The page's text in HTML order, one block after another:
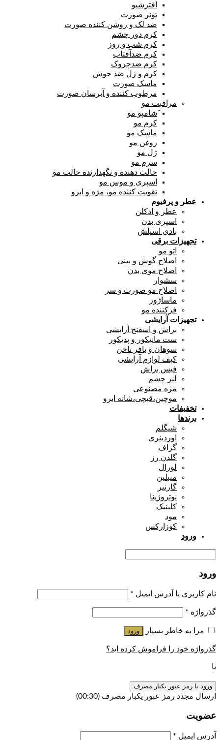
افترشیو
تونر صورت
ضد لک و روشن کننده صورت
کرم دور چشم
کرم شب و روز
کرم ضدآفتاب
کرم ضدچروک
کرم و ژل ضد جوش
ماسک صورت
مرطوب کننده و آبرسان صورت
مراقبت مو
َشامپو مو
کرم مو
ماسک مو
روغن مو
ژل مو
سرم مو
حالت دهنده و نگهدارنده حالت مو
اسپری و موس مو
تقویت کننده مو، مژه و ابرو
عطر و پرفیوم
عطر و ادکلن
اسپری بدن
بادی اسپلش
تجهیزات برقی
اتو مو
اصلاح گوش و بینی
اصلاح موی بدن
سشوار
اصلاح مو صورت و سر
ماساژور
فرکننده مو
تجهیزات آرایشی
براش و اسفنج آرایشی
ست مانیکور و پدیکور
سوهان و بافر ناخن
کیف لوازم آرایشی
فیس براش
لنز چشم
مژه مصنوعی
موچین،قیچی،شانه ابرو
تخفیفات
برندها
شیگلم
اوردینری
گراف
گلدن رز
لورال
میبلین
گارنیر
نوتروژینا
کلینیک
مود
کوزارکس
ورود
ورود
نام کاربری یا آدرس ایمیل *
گذرواژه *
مرا به خاطر بسپار ورود
گذرواژه خود را فراموش کرده اید؟
یا
ورود با رمز عبور یکبار مصرف
ارسال مجدد رمز عبور یکبار مصرف (00:
30
)
عضویت
آدرس ایمیل *